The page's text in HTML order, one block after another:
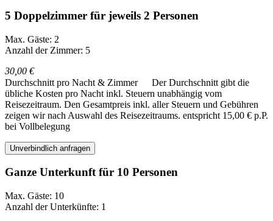
5 Doppelzimmer für jeweils 2 Personen
Max. Gäste: 2
Anzahl der Zimmer: 5
30,00 €
Durchschnitt pro Nacht & Zimmer
Der Durchschnitt gibt die
übliche Kosten pro Nacht inkl. Steuern unabhängig vom
Reisezeitraum. Den Gesamtpreis inkl. aller Steuern und Gebühren
zeigen wir nach Auswahl des Reisezeitraums. entspricht 15,00 € p.P.
bei Vollbelegung
Unverbindlich anfragen
Ganze Unterkunft für 10 Personen
Max. Gäste: 10
Anzahl der Unterkünfte: 1